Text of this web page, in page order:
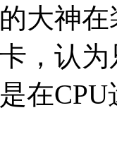
大神
，认
在